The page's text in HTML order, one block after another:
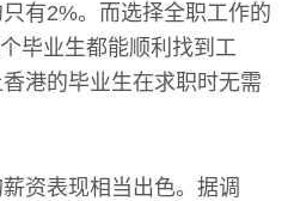
有2%。而选择全职工作的
毕业生都能顺利找到工
港的毕业生在求职时无需
资表现相当出色。据调